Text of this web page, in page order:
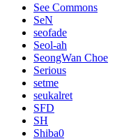
See Commons
SeN
seofade
Seol-ah
SeongWan Choe
Serious
setme
seukalret
SFD
SH
Shiba0